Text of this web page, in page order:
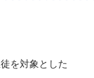
を対象とした